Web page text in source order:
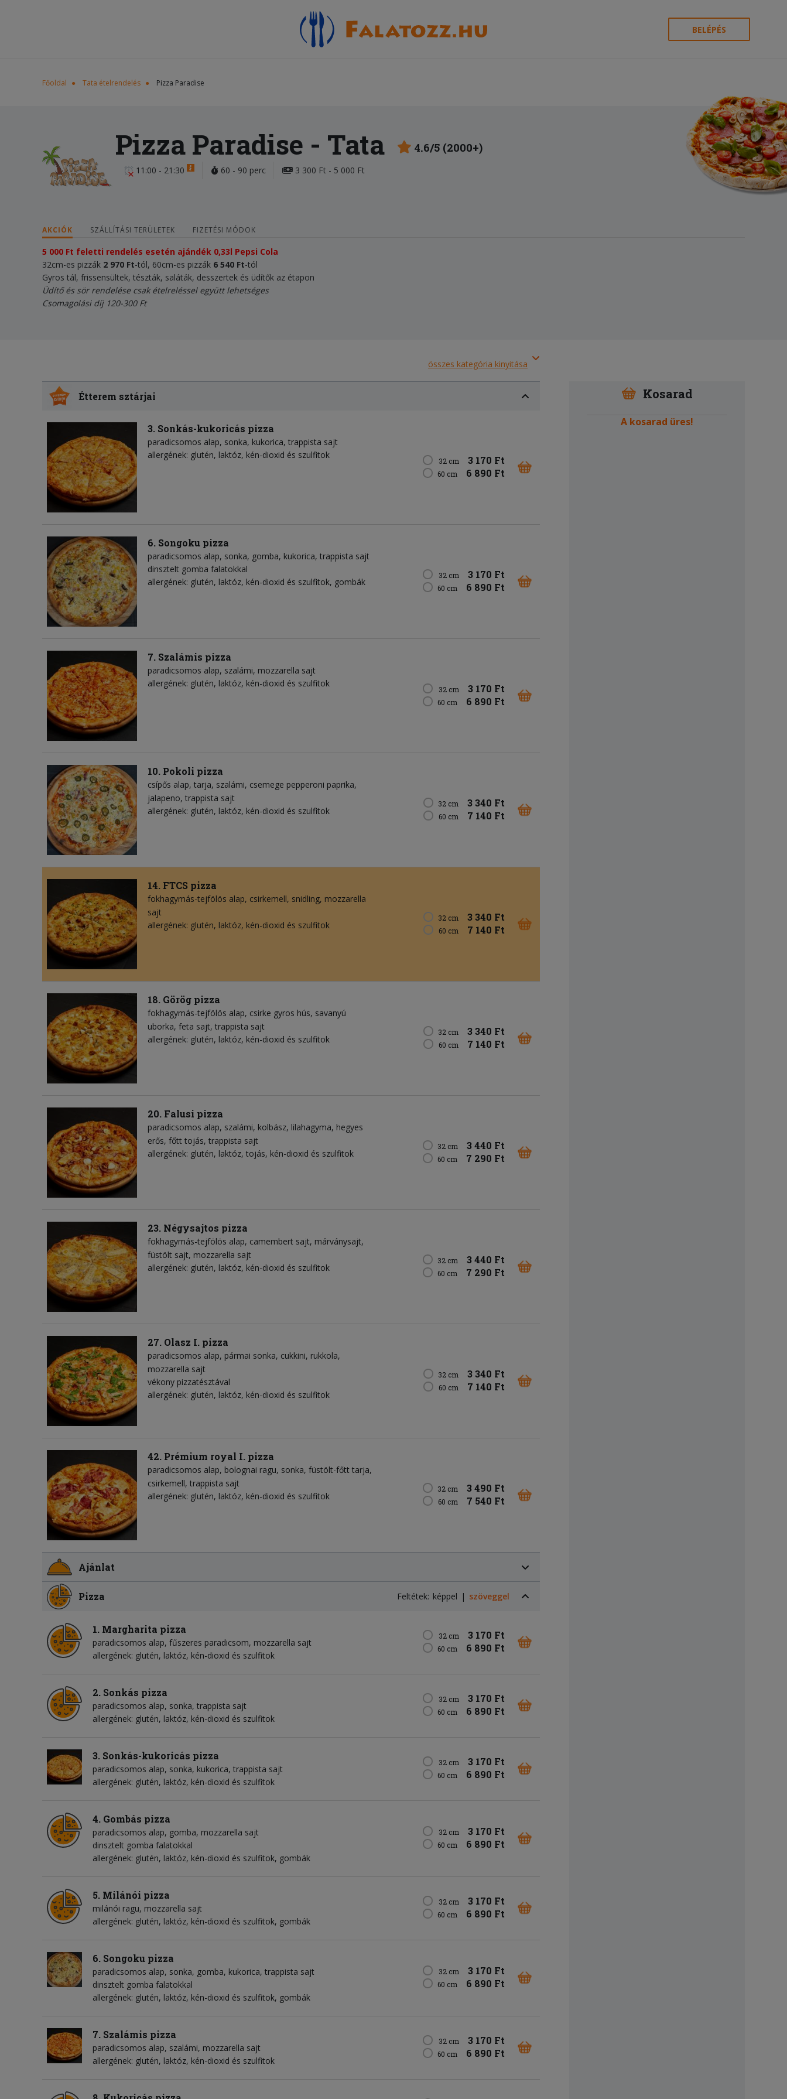
BELÉPÉS
Főoldal Tata ételrendelés Pizza Paradise
Pizza Paradise - Tata 4.6/5 (2000+)
11:00 - 21:30 60 - 90 perc 3 300 Ft - 5 000 Ft
AKCIÓK SZÁLLÍTÁSI TERÜLETEK FIZETÉSI MÓDOK
5 000 Ft feletti rendelés esetén ajándék 0,33l Pepsi Cola
32cm-es pizzák 2 970 Ft-tól, 60cm-es pizzák 6 540 Ft-tól
Gyros tál, frissensültek, tészták, saláták, desszertek és üdítők az étapon
Üdítő és sör rendelése csak ételreléssel együtt lehetséges
Csomagolási díj 120-300 Ft
összes kategória kinyitása
Étterem sztárjai
3. Sonkás-kukoricás pizza
paradicsomos alap sonka kukorica trappista sajt
allergének: glutén, laktóz, kén-dioxid és szulfitok
32 cm 3 170 Ft
60 cm 6 890 Ft
6. Songoku pizza
paradicsomos alap sonka gomba kukorica trappista sajt
dinsztelt gomba falatokkal
allergének: glutén, laktóz, kén-dioxid és szulfitok, gombák
32 cm 3 170 Ft
60 cm 6 890 Ft
7. Szalámis pizza
paradicsomos alap szalámi mozzarella sajt
allergének: glutén, laktóz, kén-dioxid és szulfitok
32 cm 3 170 Ft
60 cm 6 890 Ft
10. Pokoli pizza
csípős alap tarja szalámi csemege pepperoni paprika
jalapeno trappista sajt
allergének: glutén, laktóz, kén-dioxid és szulfitok
32 cm 3 340 Ft
60 cm 7 140 Ft
14. FTCS pizza
fokhagymás-tejfölös alap csirkemell snidling mozzarella
sajt
allergének: glutén, laktóz, kén-dioxid és szulfitok
32 cm 3 340 Ft
60 cm 7 140 Ft
18. Görög pizza
fokhagymás-tejfölös alap csirke gyros hús savanyú
uborka feta sajt trappista sajt
allergének: glutén, laktóz, kén-dioxid és szulfitok
32 cm 3 340 Ft
60 cm 7 140 Ft
20. Falusi pizza
paradicsomos alap szalámi kolbász lilahagyma hegyes
erős főtt tojás trappista sajt
allergének: glutén, laktóz, tojás, kén-dioxid és szulfitok
32 cm 3 440 Ft
60 cm 7 290 Ft
23. Négysajtos pizza
fokhagymás-tejfölös alap camembert sajt márványsajt
füstölt sajt mozzarella sajt
allergének: glutén, laktóz, kén-dioxid és szulfitok
32 cm 3 440 Ft
60 cm 7 290 Ft
27. Olasz I. pizza
paradicsomos alap pármai sonka cukkini rukkola
mozzarella sajt
vékony pizzatésztával
allergének: glutén, laktóz, kén-dioxid és szulfitok
32 cm 3 340 Ft
60 cm 7 140 Ft
42. Prémium royal I. pizza
paradicsomos alap bolognai ragu sonka füstölt-főtt tarja
csirkemell trappista sajt
allergének: glutén, laktóz, kén-dioxid és szulfitok
32 cm 3 490 Ft
60 cm 7 540 Ft
Ajánlat
Pizza Feltétek: képpel szöveggel
1. Margharita pizza
paradicsomos alap fűszeres paradicsom mozzarella sajt
allergének: glutén, laktóz, kén-dioxid és szulfitok
32 cm 3 170 Ft
60 cm 6 890 Ft
2. Sonkás pizza
paradicsomos alap sonka trappista sajt
allergének: glutén, laktóz, kén-dioxid és szulfitok
32 cm 3 170 Ft
60 cm 6 890 Ft
3. Sonkás-kukoricás pizza
paradicsomos alap sonka kukorica trappista sajt
allergének: glutén, laktóz, kén-dioxid és szulfitok
32 cm 3 170 Ft
60 cm 6 890 Ft
4. Gombás pizza
paradicsomos alap gomba mozzarella sajt
dinsztelt gomba falatokkal
allergének: glutén, laktóz, kén-dioxid és szulfitok, gombák
32 cm 3 170 Ft
60 cm 6 890 Ft
5. Milánói pizza
milánói ragu mozzarella sajt
allergének: glutén, laktóz, kén-dioxid és szulfitok, gombák
32 cm 3 170 Ft
60 cm 6 890 Ft
6. Songoku pizza
paradicsomos alap sonka gomba kukorica trappista sajt
dinsztelt gomba falatokkal
allergének: glutén, laktóz, kén-dioxid és szulfitok, gombák
32 cm 3 170 Ft
60 cm 6 890 Ft
7. Szalámis pizza
paradicsomos alap szalámi mozzarella sajt
allergének: glutén, laktóz, kén-dioxid és szulfitok
32 cm 3 170 Ft
60 cm 6 890 Ft
Kosarad
A kosarad üres!